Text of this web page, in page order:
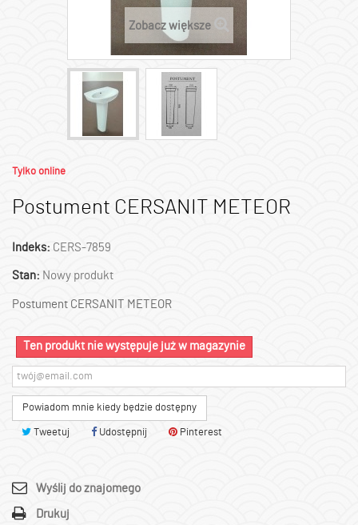
Zobacz większe
Tylko online
Postument CERSANIT METEOR
Indeks: CERS-7859
Stan: Nowy produkt
Postument CERSANIT METEOR
Ten produkt nie występuje już w magazynie
Powiadom mnie kiedy będzie dostępny
Tweetuj Udostępnij Pinterest
Wyślij do znajomego
Drukuj